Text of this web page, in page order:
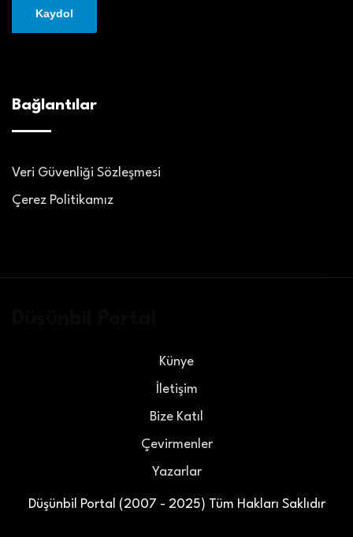
Bağlantılar
Veri Güvenliği Sözleşmesi
Çerez Politikamız
Düşünbil Portal (2007 - 2025) Tüm Hakları Saklıdır
Künye
İletişim
Bize Katıl
Çevirmenler
Yazarlar